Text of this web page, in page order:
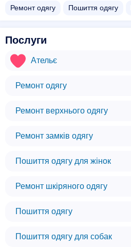
Ремонт одягу Пошиття одягу
Послуги
Ательє
Ремонт одягу
Ремонт верхнього одягу
Ремонт замків одягу
Пошиття одягу для жінок
Ремонт шкіряного одягу
Пошиття одягу
Пошиття одягу для собак